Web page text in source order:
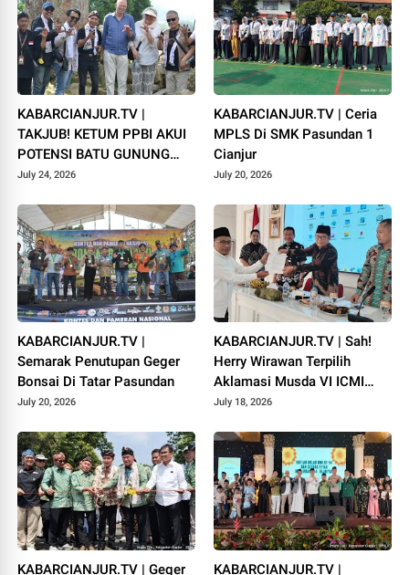
KABARCIANJUR.TV |
TAKJUB! KETUM PPBI AKUI
POTENSI BATU GUNUNG
PADANG
July 24, 2026
KABARCIANJUR.TV | Ceria
MPLS Di SMK Pasundan 1
Cianjur
July 20, 2026
KABARCIANJUR.TV |
Semarak Penutupan Geger
Bonsai Di Tatar Pasundan
July 20, 2026
KABARCIANJUR.TV | Sah!
Herry Wirawan Terpilih
Aklamasi Musda VI ICMI
Orda Cianjur
July 18, 2026
KABARCIANJUR.TV | Geger KABARCIANJUR.TV |